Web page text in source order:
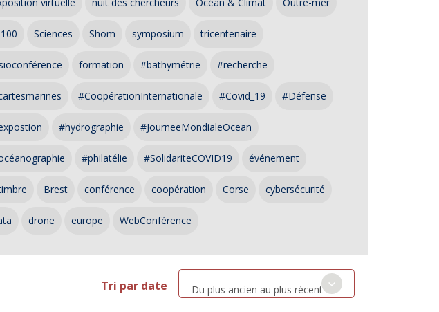
Sciences Shom symposium tricentenaire
formation #bathymétrie #recherche
#CoopérationInternationale #Covid_19 #Défense
#hydrographie #JourneeMondialeOcean
#philatélie #SolidariteCOVID19 événement
Brest conférence coopération Corse cybersécurité
drone europe WebConférence
Tri par date Du plus ancien au plus récent